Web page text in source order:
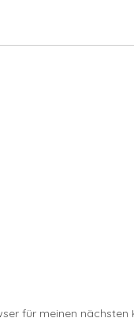
für meinen